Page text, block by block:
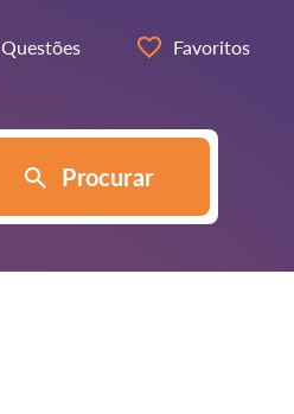
Questões Favoritos
Procurar